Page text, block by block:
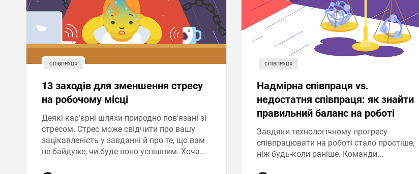
СПІВПРАЦЯ
13 заходів для зменшення стресу
на робочому місці
Деякі кар’єрні шляхи природно пов’язані зі
стресом. Стрес може свідчити про вашу
зацікавленість у завданні й про те, що вам
не байдуже, чи буде воно успішним. Хоча...
СПІВПРАЦЯ
Надмірна співпраця vs.
недостатня співпраця: як знайти
правильний баланс на роботі
Завдяки технологічному прогресу
співпрацювати на роботі стало простіше,
ніж будь-коли раніше. Команди...